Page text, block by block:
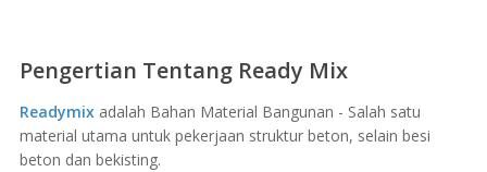
Pengertian Tentang Ready Mix
Readymix adalah Bahan Material Bangunan - Salah satu
material utama untuk pekerjaan struktur beton, selain besi
beton dan bekisting.